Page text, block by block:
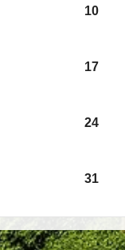
10
17
24
31